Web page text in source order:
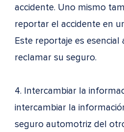
accidente. Uno mismo
reportar el accidente en
Este reportaje es esencial
reclamar su seguro.
4. Intercambiar la
intercambiar la
seguro automotriz del